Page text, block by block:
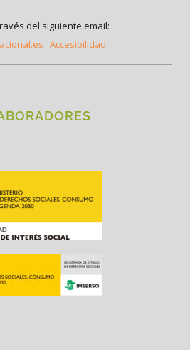
del siguiente email:
Accesibilidad